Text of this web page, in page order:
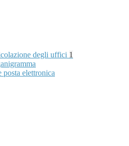
degli uffici 1
posta elettronica